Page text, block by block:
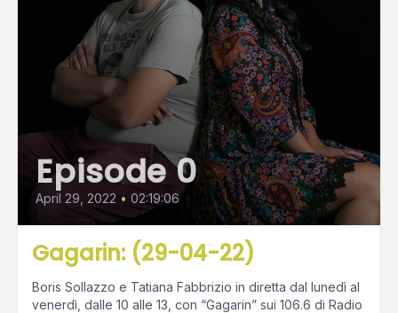
Episode 0
April 29, 2022 • 02:19:06
Gagarin: (29-04-22)
Boris Sollazzo e Tatiana Fabbrizio in diretta dal lunedì al
venerdì, dalle 10 alle 13, con “Gagarin” sui 106.6 di Radio